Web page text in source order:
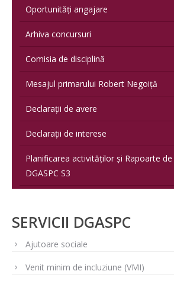
Oportunități angajare
Arhiva concursuri
Comisia de disciplină
Mesajul primarului Robert Negoiță
Declarații de avere
Declarații de interese
Planificarea activităților și Rapoarte
DGASPC S3
SERVICII DGASPC
Ajutoare sociale
Venit minim de incluziune (VMI)